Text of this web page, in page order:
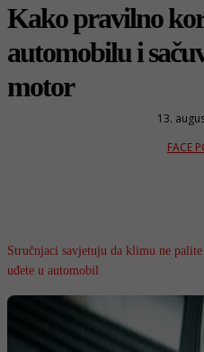
Kako pravilno
automobilu i
motor
13.
FACE
Stručnjaci savjetuju da klimu ne
uđete u automobil